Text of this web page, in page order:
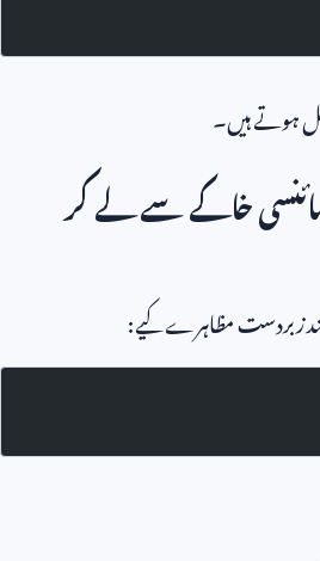
ہوتے ہیں۔
خاکے سے لے کر
زبردست مظاہرے کیے: